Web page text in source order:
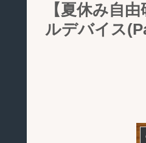
【夏休み自
ルデバイス